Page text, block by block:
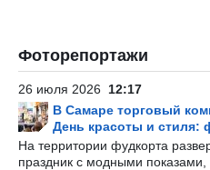
Фоторепортажи
26 июля 2026 12:17
В Самаре торговый
День красоты и стиля:
На территории фудкорта
праздник с модными показами,